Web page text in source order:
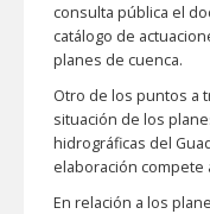
consulta pública el
catálogo de
planes de cuenca.
Otro de los puntos a
situación de los
hidrográficas del
elaboración compete
En relación a los